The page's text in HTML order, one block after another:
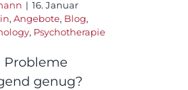
| 16. Januar
, Angebote, Blog,
, Psychotherapie
Probleme
genug?